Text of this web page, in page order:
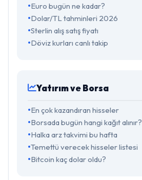
Euro bugün ne kadar?
Dolar/TL tahminleri 2026
Sterlin alış satış fiyatı
Döviz kurları canlı takip
Yatırım ve Borsa
En çok kazandıran hisseler
Borsada bugün hangi kağıt alınır?
Halka arz takvimi bu hafta
Temettü verecek hisseler listesi
Bitcoin kaç dolar oldu?